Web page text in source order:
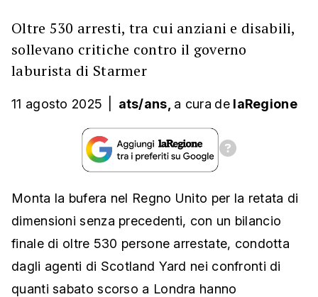
Oltre 530 arresti, tra cui anziani e disabili,
sollevano critiche contro il governo
laburista di Starmer
11 agosto 2025 ats/ans, a cura de laRegione
Monta la bufera nel Regno Unito per la retata di
dimensioni senza precedenti, con un bilancio
finale di oltre 530 persone arrestate, condotta
dagli agenti di Scotland Yard nei confronti di
quanti sabato scorso a Londra hanno